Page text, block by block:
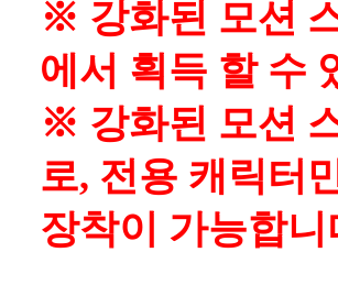
※ 강화된 모션
에서 획득 할 수
※ 강화된 모션
로, 전용 캐릭터
장착이 가능합니